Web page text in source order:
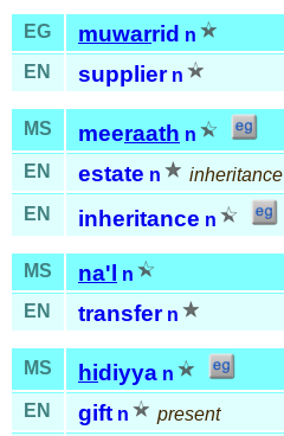
EG muwarrid n
EN supplier n
MS meeraath n
EN estate n
inheritance
EN
inheritance n
MS na'l n
EN transfer n
MS hidiyya n
EN gift n present